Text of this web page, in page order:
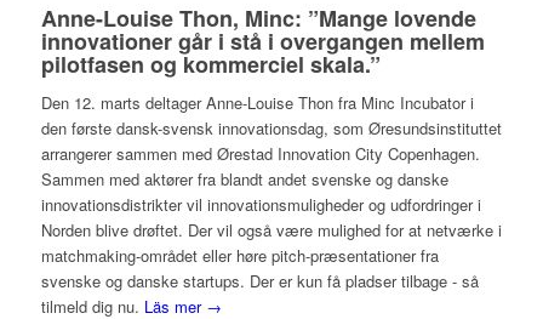
Anne-Louise Thon, Minc: ”Mange lovende
innovationer går i stå i overgangen mellem
pilotfasen og kommerciel skala.”
Den 12. marts deltager Anne-Louise Thon fra Minc Incubator i
den første dansk-svensk innovationsdag, som Øresundsinstituttet
arrangerer sammen med Ørestad Innovation City Copenhagen.
Sammen med aktører fra blandt andet svenske og danske
innovationsdistrikter vil innovationsmuligheder og udfordringer i
Norden blive drøftet. Der vil også være mulighed for at netværke i
matchmaking-området eller høre pitch-præsentationer fra
svenske og danske startups. Der er kun få pladser tilbage - så
tilmeld dig nu. Läs mer →